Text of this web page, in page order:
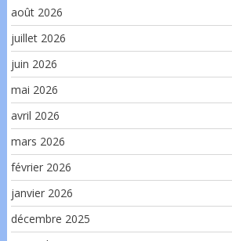
août 2026
juillet 2026
juin 2026
mai 2026
avril 2026
mars 2026
février 2026
janvier 2026
décembre 2025